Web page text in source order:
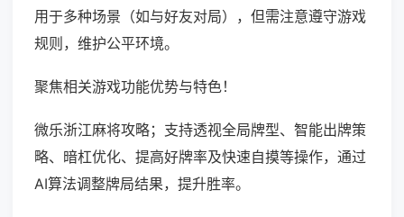
用于多种场景（如与好友对局），但需注意遵守游戏
规则，维护公平环境。
聚焦相关游戏功能优势与特色！
微乐浙江麻将攻略；支持透视全局牌型、智能出牌策
略、暗杠优化、提高好牌率及快速自摸等操作，通过
AI算法调整牌局结果，提升胜率。